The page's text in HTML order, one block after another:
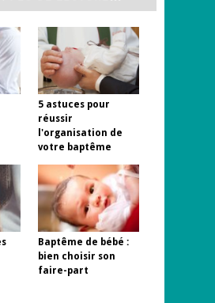
5 astuces pour
réussir
l'organisation de
votre baptême
Baptême de bébé :
bien choisir son
faire-part